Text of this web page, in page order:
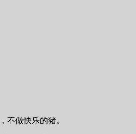
不做快乐的猪。